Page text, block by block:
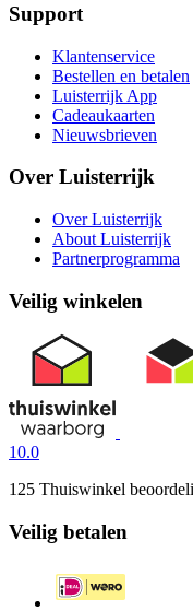
Support
Klantenservice
Bestellen en betalen
Luisterrijk App
Cadeaukaarten
Nieuwsbrieven
Over Luisterrijk
Over Luisterrijk
About Luisterrijk
Partnerprogramma
Veilig winkelen
10.0
125 Thuiswinkel
Veilig betalen